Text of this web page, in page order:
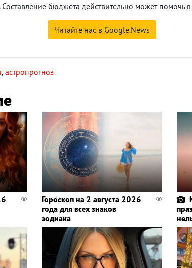
бюджета действительно может помочь
Читайте нас в Google.News
, астропрогноз
Гороскоп на 2 августа 2026
года для всех знаков
зодиака